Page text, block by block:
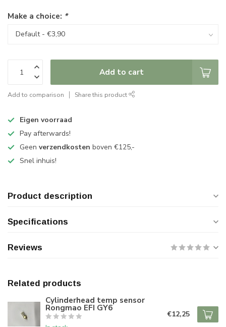
Make a choice: *
Add to cart
Add to comparison Share this product
Eigen voorraad
Pay afterwards!
Geen verzendkosten boven €125,-
Snel inhuis!
Product description
Specifications
Reviews
Related products
Cylinderhead temp sensor
Rongmao EFI GY6
€12,25